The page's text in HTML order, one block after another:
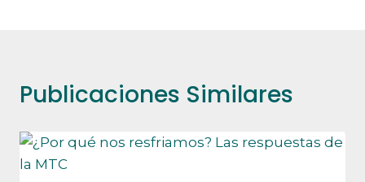
Publicaciones Similares